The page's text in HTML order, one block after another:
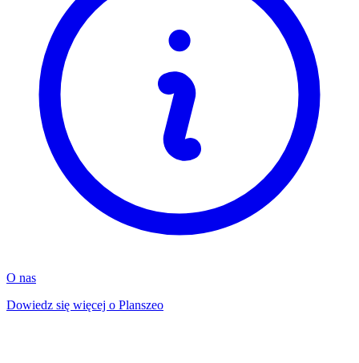
O nas
Dowiedz się więcej o Planszeo